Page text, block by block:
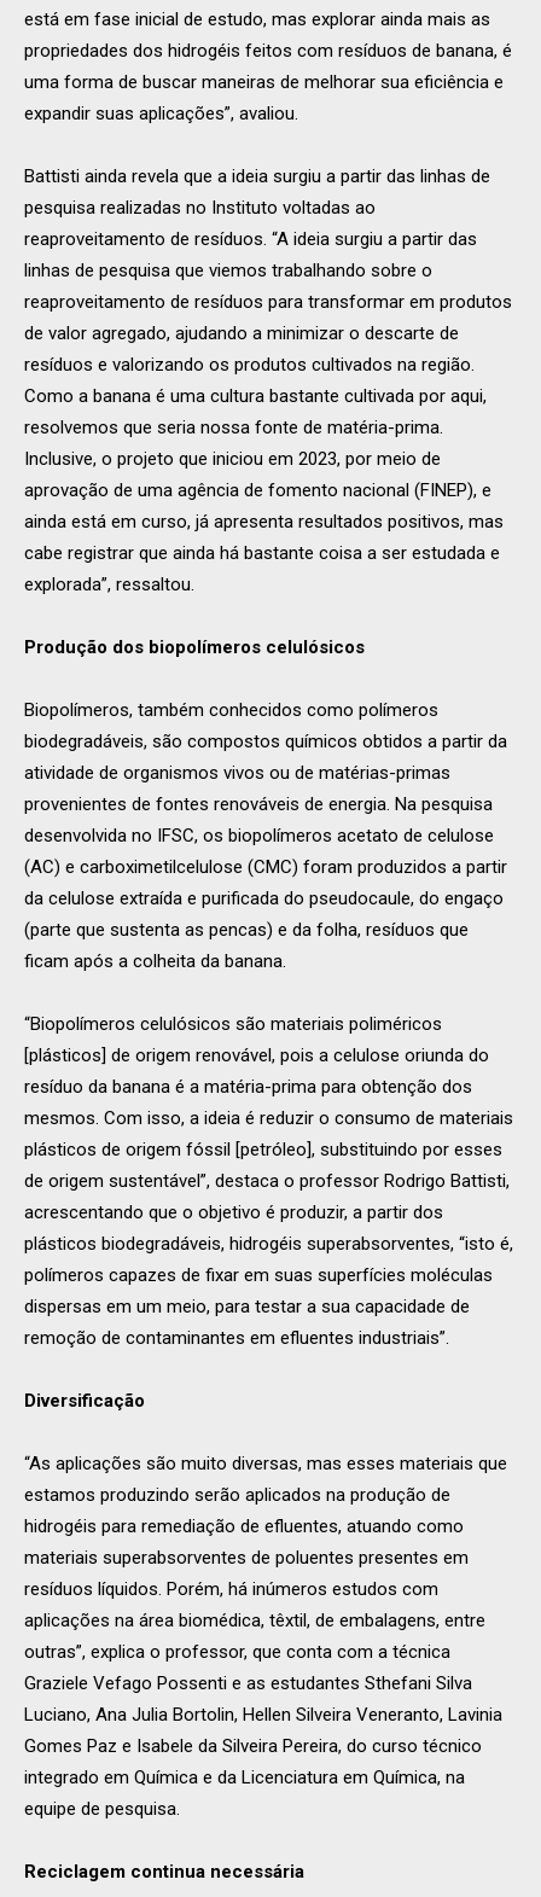
está em fase inicial de estudo, mas explorar ainda mais as
propriedades dos hidrogéis feitos com resíduos de banana, é
uma forma de buscar maneiras de melhorar sua eficiência e
expandir suas aplicações”, avaliou.
Battisti ainda revela que a ideia surgiu a partir das linhas de
pesquisa realizadas no Instituto voltadas ao
reaproveitamento de resíduos. “A ideia surgiu a partir das
linhas de pesquisa que viemos trabalhando sobre o
reaproveitamento de resíduos para transformar em produtos
de valor agregado, ajudando a minimizar o descarte de
resíduos e valorizando os produtos cultivados na região.
Como a banana é uma cultura bastante cultivada por aqui,
resolvemos que seria nossa fonte de matéria-prima.
Inclusive, o projeto que iniciou em 2023, por meio de
aprovação de uma agência de fomento nacional (FINEP), e
ainda está em curso, já apresenta resultados positivos, mas
cabe registrar que ainda há bastante coisa a ser estudada e
explorada”, ressaltou.
Produção dos biopolímeros celulósicos
Biopolímeros, também conhecidos como polímeros
biodegradáveis, são compostos químicos obtidos a partir da
atividade de organismos vivos ou de matérias-primas
provenientes de fontes renováveis de energia. Na pesquisa
desenvolvida no IFSC, os biopolímeros acetato de celulose
(AC) e carboximetilcelulose (CMC) foram produzidos a partir
da celulose extraída e purificada do pseudocaule, do engaço
(parte que sustenta as pencas) e da folha, resíduos que
ficam após a colheita da banana.
“Biopolímeros celulósicos são materiais poliméricos
[plásticos] de origem renovável, pois a celulose oriunda do
resíduo da banana é a matéria-prima para obtenção dos
mesmos. Com isso, a ideia é reduzir o consumo de materiais
plásticos de origem fóssil [petróleo], substituindo por esses
de origem sustentável”, destaca o professor Rodrigo Battisti,
acrescentando que o objetivo é produzir, a partir dos
plásticos biodegradáveis, hidrogéis superabsorventes, “isto é,
polímeros capazes de fixar em suas superfícies moléculas
dispersas em um meio, para testar a sua capacidade de
remoção de contaminantes em efluentes industriais”.
Diversificação
“As aplicações são muito diversas, mas esses materiais que
estamos produzindo serão aplicados na produção de
hidrogéis para remediação de efluentes, atuando como
materiais superabsorventes de poluentes presentes em
resíduos líquidos. Porém, há inúmeros estudos com
aplicações na área biomédica, têxtil, de embalagens, entre
outras”, explica o professor, que conta com a técnica
Graziele Vefago Possenti e as estudantes Sthefani Silva
Luciano, Ana Julia Bortolin, Hellen Silveira Veneranto, Lavinia
Gomes Paz e Isabele da Silveira Pereira, do curso técnico
integrado em Química e da Licenciatura em Química, na
equipe de pesquisa.
Reciclagem continua necessária